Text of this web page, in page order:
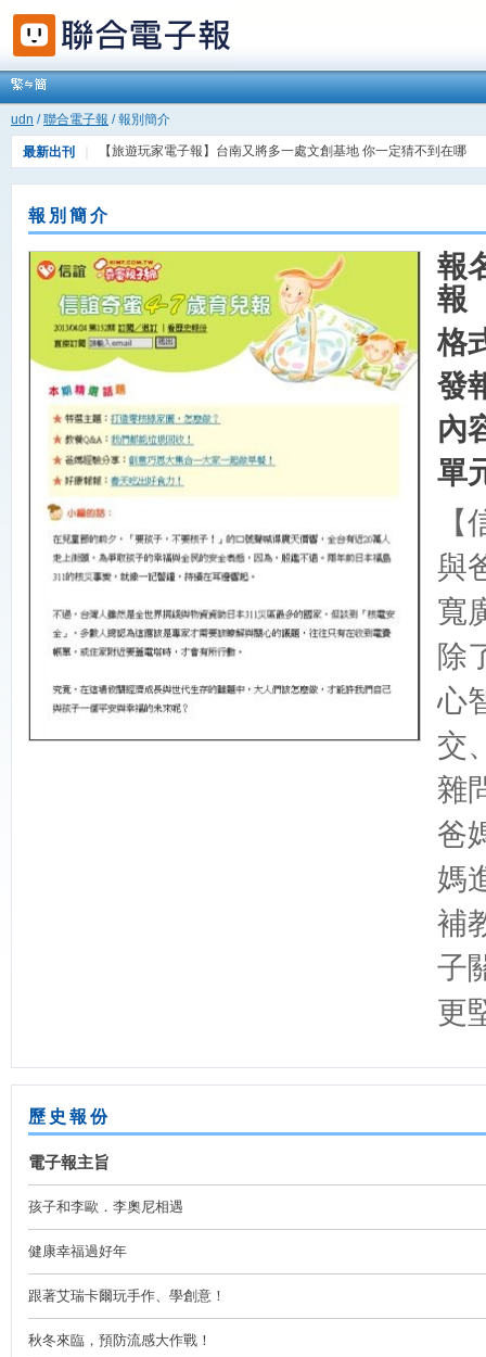
udn /聯合電子報 / 報別簡介
最新出刊 【旅遊玩家電子報】台南又將多一處文創基地 你一定猜不到在哪
報別簡介
報
報
格
發
內
單
與
寬
除
心
交
雜
爸
媽
補
子
更
歷史報份
電子報主旨
孩子和李歐．李奧尼相遇
健康幸福過好年
跟著艾瑞卡爾玩手作、學創意！
秋冬來臨，預防流感大作戰！